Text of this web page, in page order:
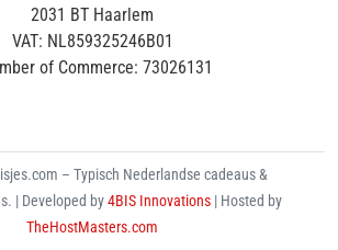
2031 BT Haarlem
VAT: NL859325246B01
of Commerce: 73026131
– Typisch Nederlandse cadeaus &
| Developed by4BIS Innovations | Hosted by
TheHostMasters.com